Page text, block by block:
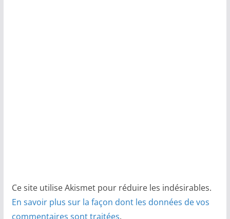
Ce site utilise Akismet pour réduire les indésirables.
En savoir plus sur la façon dont les données de vos
commentaires sont traitées.